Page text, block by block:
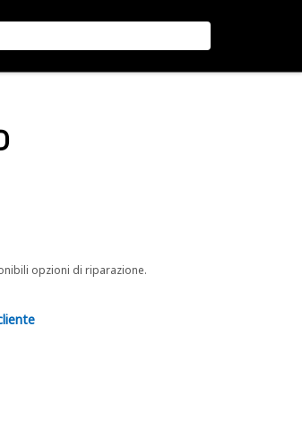
opzioni di riparazione.